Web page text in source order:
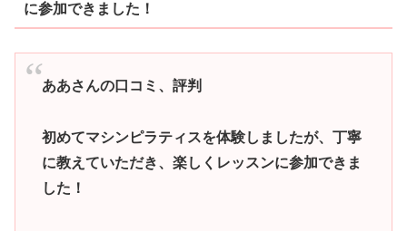
に参加できました！
ああさんの口コミ、評判
初めてマシンピラティスを体験しましたが、丁寧
に教えていただき、楽しくレッスンに参加できま
した！